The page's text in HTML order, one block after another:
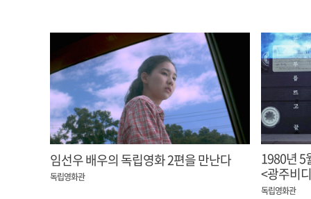
임선우 배우의 독립영화 2편을 만난다
독립영화관
1980년 5
<광주비
독립영화관